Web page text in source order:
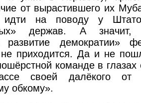
от вырастившего их
на поводу у
держав. А значит,
демократии»
не приходится. Да и не
команде в глазах
своей далёкого от
обкому».